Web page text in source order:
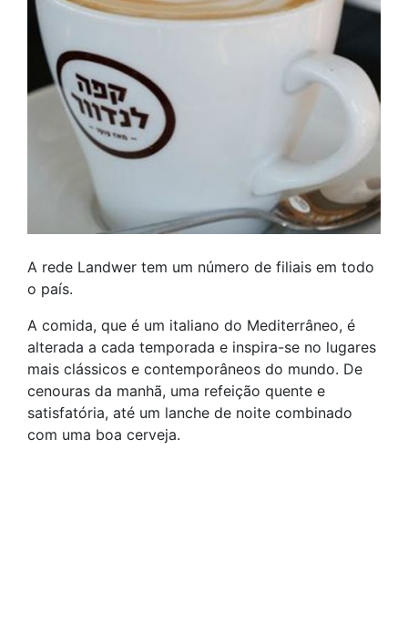
A rede Landwer tem um número de filiais em todo
o país.
A comida, que é um italiano do Mediterrâneo, é
alterada a cada temporada e inspira-se no lugares
mais clássicos e contemporâneos do mundo. De
cenouras da manhã, uma refeição quente e
satisfatória, até um lanche de noite combinado
com uma boa cerveja.